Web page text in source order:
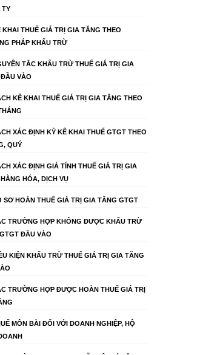
TY
KHAI THUẾ GIÁ TRỊ GIA TĂNG THEO
PHÁP KHẤU TRỪ
TẮC KHẤU TRỪ THUẾ GIÁ TRỊ GIA
VÀO
KÊ KHAI THUẾ GIÁ TRỊ GIA TĂNG THEO
XÁC ĐỊNH KỲ KÊ KHAI THUẾ GTGT THEO
QUÝ
XÁC ĐỊNH GIÁ TÍNH THUẾ GIÁ TRỊ GIA
HÓA, DỊCH VỤ
SƠ HOÀN THUẾ GIÁ TRỊ GIA TĂNG GTGT
TRƯỜNG HỢP KHÔNG ĐƯỢC KHẤU TRỪ
ĐẦU VÀO
KIỆN KHẤU TRỪ THUẾ GIÁ TRỊ GIA TĂNG
TRƯỜNG HỢP ĐƯỢC HOÀN THUẾ GIÁ TRỊ
MÔN BÀI ĐỐI VỚI DOANH NGHIỆP, HỘ